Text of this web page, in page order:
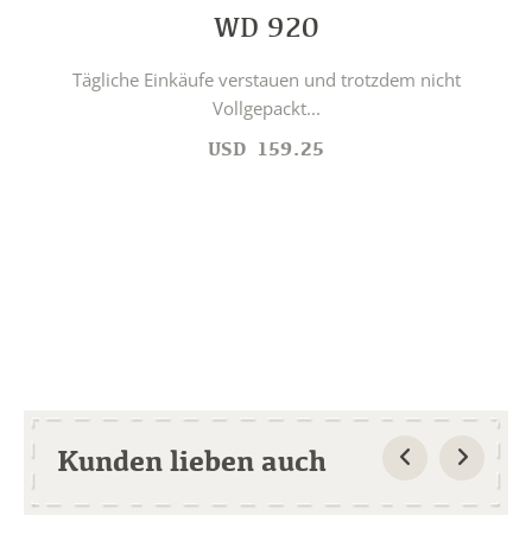
WD 920
Tägliche Einkäufe verstauen und trotzdem nicht
Vollgepackt...
USD 159.25
Kunden lieben auch